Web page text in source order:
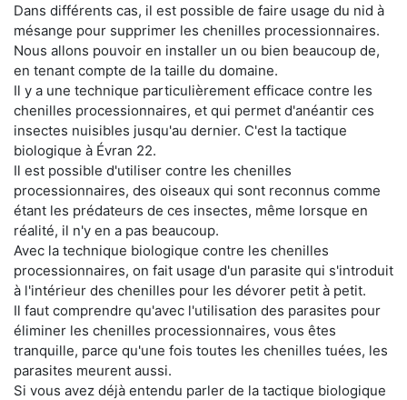
Dans différents cas, il est possible de faire usage du nid à
mésange pour supprimer les chenilles processionnaires.
Nous allons pouvoir en installer un ou bien beaucoup de,
en tenant compte de la taille du domaine.
Il y a une technique particulièrement efficace contre les
chenilles processionnaires, et qui permet d'anéantir ces
insectes nuisibles jusqu'au dernier. C'est la tactique
biologique à Évran 22.
Il est possible d'utiliser contre les chenilles
processionnaires, des oiseaux qui sont reconnus comme
étant les prédateurs de ces insectes, même lorsque en
réalité, il n'y en a pas beaucoup.
Avec la technique biologique contre les chenilles
processionnaires, on fait usage d'un parasite qui s'introduit
à l'intérieur des chenilles pour les dévorer petit à petit.
Il faut comprendre qu'avec l'utilisation des parasites pour
éliminer les chenilles processionnaires, vous êtes
tranquille, parce qu'une fois toutes les chenilles tuées, les
parasites meurent aussi.
Si vous avez déjà entendu parler de la tactique biologique